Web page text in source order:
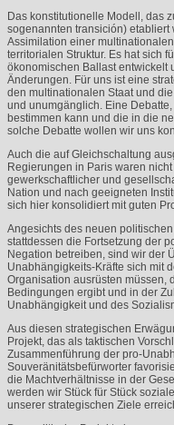
Das konstitutionelle Modell, das
sogenannten transición)
Assimilation einer
territorialen Struktur. Es hat sich
ökonomischen Ballast entwickelt
Änderungen. Für uns ist eine
den multinationalen Staat und
und unumgänglich. Eine
bestimmen kann und die in die
solche Debatte wollen wir uns
Auch die auf Gleichschaltung
Regierungen in Paris waren
gewerkschaftlicher und
Nation und nach geeigneten
sich hier konsolidiert mit guten
Angesichts des neuen
stattdessen die Fortsetzung der
Negation betreiben, sind wir der
Unabhängigkeits-Kräfte sich mit
Organisation ausrüsten müssen,
Bedingungen ergibt und in der
Unabhängigkeit und des
Aus diesen strategischen
Projekt, das als taktischen
Zusammenführung der pro-
Souveränitätsbefürworter
die Machtverhältnisse in der
werden wir Stück für Stück
unserer strategischen Ziele